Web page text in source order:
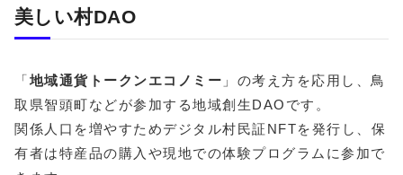
美しい村DAO
「地域通貨 トークンエコノミー 」の考え方を応用し、鳥
取県智頭町などが参加する地域創生DAOです。
関係人口を増やすためデジタル村民証NFTを発行し、保
有者は特産品の購入や現地での体験プログラムに参加で